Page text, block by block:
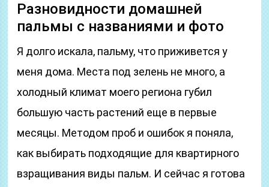
Разновидности домашней
пальмы с названиями и фото
Я долго искала, пальму, что приживется у
меня дома. Места под зелень не много, а
холодный климат моего региона губил
большую часть растений еще в первые
месяцы. Методом проб и ошибок я поняла,
как выбирать подходящие для квартирного
взращивания виды пальм. И сейчас я готова